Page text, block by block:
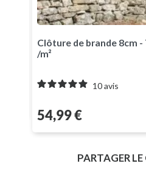
Clôture de brande 8cm -
/m²
10avis
Prix
54,99 €
PARTAGER